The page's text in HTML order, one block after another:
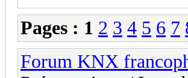
Pages : 1 2 3 4 5 6 7
Forum KNX